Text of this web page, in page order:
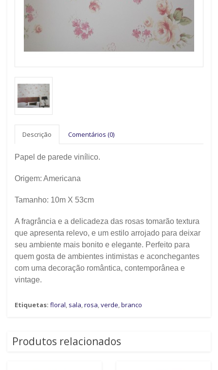
Descrição Comentários (0)
Papel de parede vinílico.
Origem: Americana
Tamanho: 10m X 53cm
A fragrância e a delicadeza das rosas tomarão textura
que apresenta relevo, e um estilo arrojado para deixar
seu ambiente mais bonito e elegante. Perfeito para
quem gosta de ambientes intimistas e aconchegantes
com uma decoração romântica, contemporânea e
vintage.
Etiquetas: floral, sala,rosa,verde,branco
Produtos relacionados